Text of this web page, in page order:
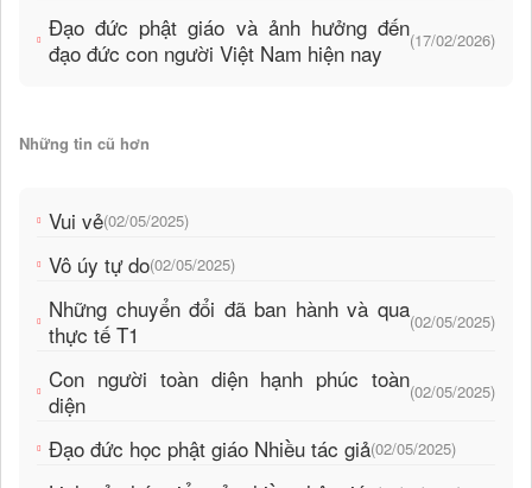
Đạo đức phật giáo và ảnh hưởng đến
đạo đức con người Việt Nam hiện nay
(17/02/2026)
Những tin cũ hơn
Vui vẻ(02/05/2025)
Vô úy tự do(02/05/2025)
Những chuyển đổi đã ban hành và qua
thực tế T1
(02/05/2025)
Con người toàn diện hạnh phúc toàn
diện
(02/05/2025)
Đạo đức học phật giáo Nhiều tác giả(02/05/2025)